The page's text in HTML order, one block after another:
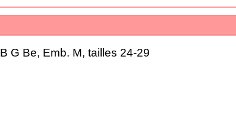
G Be, Emb. M, tailles 24-29